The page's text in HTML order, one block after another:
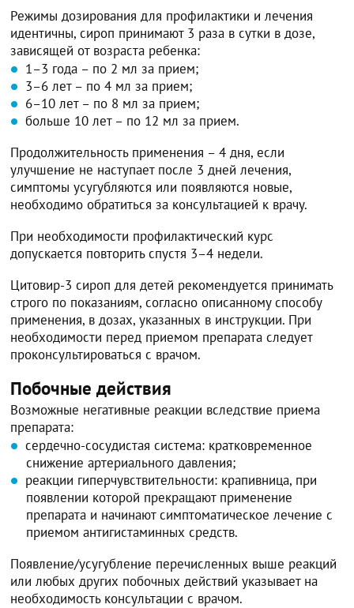
Режимы дозирования для профилактики и лечения
идентичны, сироп принимают 3 раза в сутки в дозе,
зависящей от возраста ребенка:
1–3 года – по 2 мл за прием;
3–6 лет – по 4 мл за прием;
6–10 лет – по 8 мл за прием;
больше 10 лет – по 12 мл за прием.
Продолжительность применения – 4 дня, если
улучшение не наступает после 3 дней лечения,
симптомы усугубляются или появляются новые,
необходимо обратиться за консультацией к врачу.
При необходимости профилактический курс
допускается повторить спустя 3–4 недели.
Цитовир-3 сироп для детей рекомендуется принимать
строго по показаниям, согласно описанному способу
применения, в дозах, указанных в инструкции. При
необходимости перед приемом препарата следует
проконсультироваться с врачом.
Побочные действия
Возможные негативные реакции вследствие приема
препарата:
сердечно-сосудистая система: кратковременное
снижение артериального давления;
реакции гиперчувствительности: крапивница, при
появлении которой прекращают применение
препарата и начинают симптоматическое лечение с
приемом антигистаминных средств.
Появление/усугубление перечисленных выше реакций
или любых других побочных действий указывает на
необходимость консультации с врачом.